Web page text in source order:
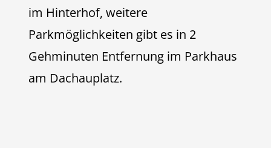
im Hinterhof, weitere
Parkmöglichkeiten gibt es in 2
Gehminuten Entfernung im Parkhaus
am Dachauplatz.